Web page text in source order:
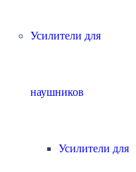
Усилители для
наушников
Усилители для